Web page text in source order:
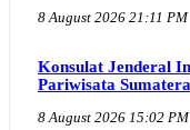
8 August 2026 21:11 PM
Konsulat Jenderal
Pariwisata
8 August 2026 15:02 PM